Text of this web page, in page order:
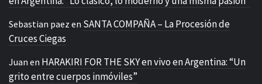
Sebastian paez en SANTA COMPAÑA – La Procesión de
Cruces Ciegas
Juan en HARAKIRI FOR THE SKY en vivo en Argentina: “Un
grito entre cuerpos inmóviles”